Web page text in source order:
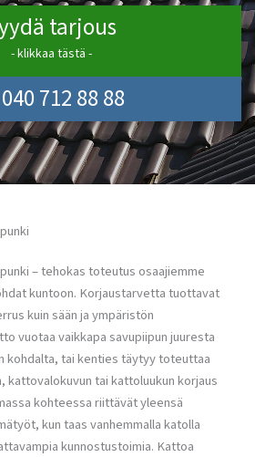
tarjous
- klikkaa tästä -
712 88 88
– tehokas toteutus osaajiemme
kuntoon. Korjaustarvetta tuottavat
kuin sään ja ympäristön
vuotaa vaikkapa savupiipun juuresta
kohdalta, tai kenties täytyy toteuttaa
kattovalokuvun tai kattoluukun korjaus
kohteessa riittävät yleensä
kun taas vanhemmalla katolla
kunnostustoimia. Kattoa